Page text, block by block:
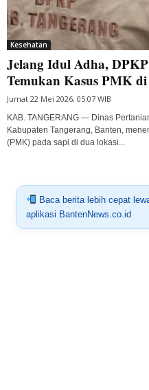
Kesehatan
Jelang Idul Adha,
Temukan Kasus PMK
Jumat 22 Mei 2026, 05:07 WIB
KAB. TANGERANG — Dinas
Kabupaten Tangerang, Banten,
(PMK) pada sapi di dua lokasi...
Baca berita lebih cepat
aplikasi BantenNews.co.id